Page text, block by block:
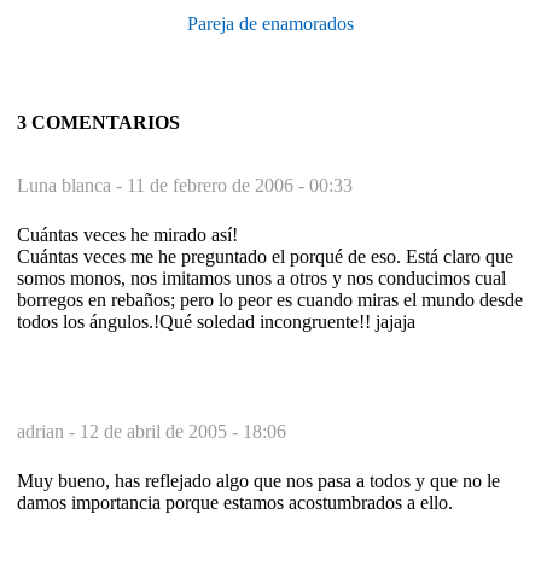
Pareja de enamorados
3 COMENTARIOS
Luna blanca - 11 de febrero de 2006 - 00:33
Cuántas veces he mirado así!
Cuántas veces me he preguntado el porqué de eso. Está claro que
somos monos, nos imitamos unos a otros y nos conducimos cual
borregos en rebaños; pero lo peor es cuando miras el mundo desde
todos los ángulos.!Qué soledad incongruente!! jajaja
adrian - 12 de abril de 2005 - 18:06
Muy bueno, has reflejado algo que nos pasa a todos y que no le
damos importancia porque estamos acostumbrados a ello.